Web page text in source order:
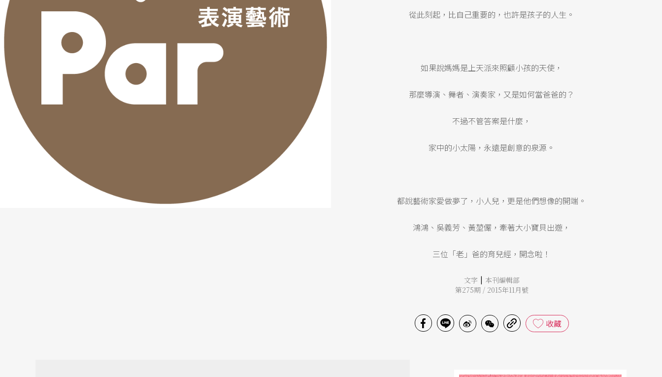
從此刻起，比自己重要的，也許是孩子的人生。
如果說媽媽是上天派來照顧小孩的天使，
那麼導演、舞者、演奏家，又是如何當爸爸的？
不過不管答案是什麼，
家中的小太陽，永遠是創意的泉源。
都說藝術家愛做夢了，小人兒，更是他們想像的開端。
鴻鴻、吳義芳、黃堃儼，牽著大小寶貝出遊，
三位「老」爸的育兒經，開念啦！
文字 | 本刊編輯部
第275期 / 2015年11月號
收藏